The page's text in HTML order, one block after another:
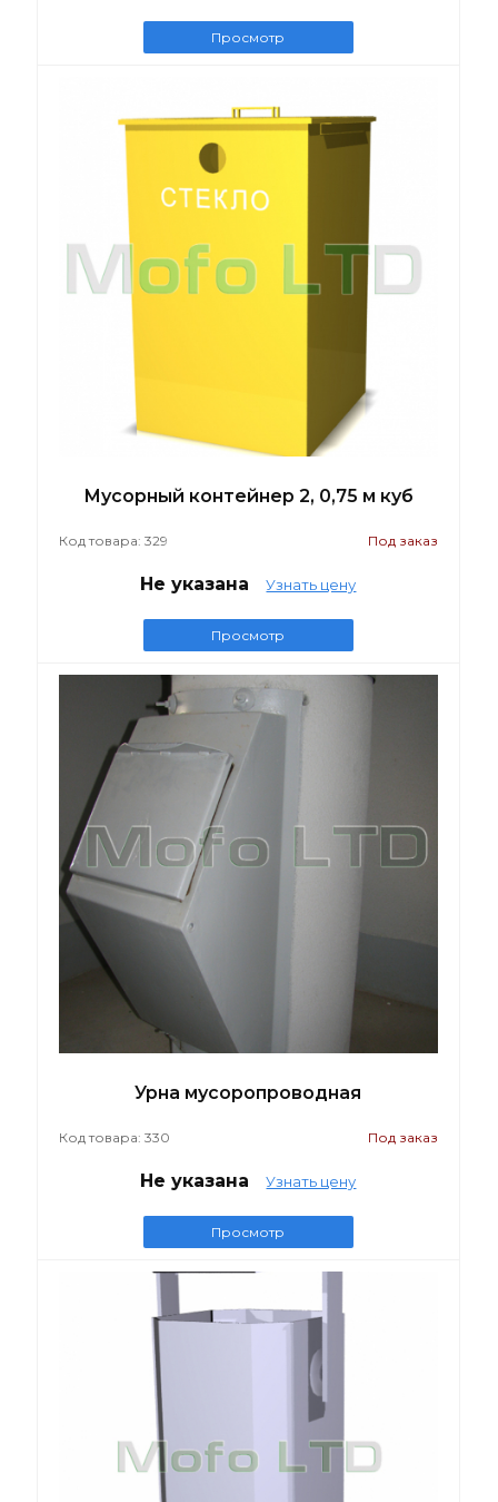
Просмотр
Мусорный контейнер 2, 0,75 м куб
Код товара: 329 Под заказ
Не указана Узнать цену
Просмотр
Урна мусоропроводная
Код товара: 330 Под заказ
Не указана Узнать цену
Просмотр